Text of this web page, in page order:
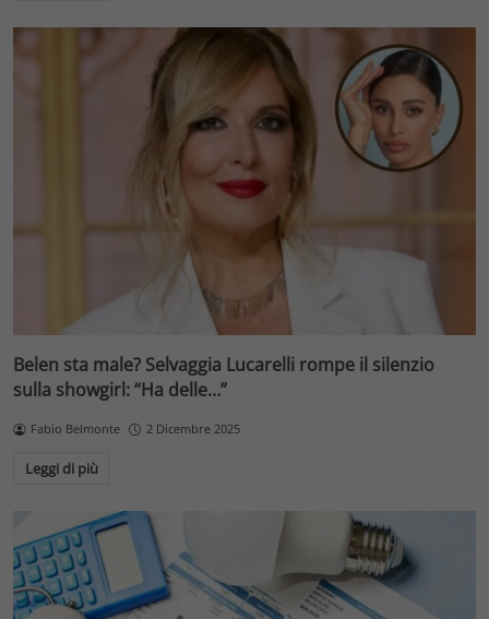
Belen sta male? Selvaggia Lucarelli rompe il silenzio
sulla showgirl: “Ha delle…”
Fabio Belmonte 2 Dicembre 2025
Leggi di più